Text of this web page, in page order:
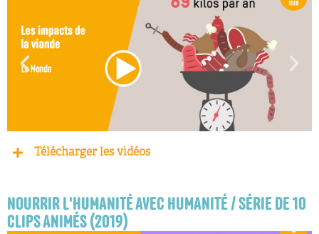
Télécharger les vidéos
NOURRIR L'HUMANITÉ AVEC HUMANITÉ / SÉRIE DE 10
CLIPS ANIMÉS (2019)